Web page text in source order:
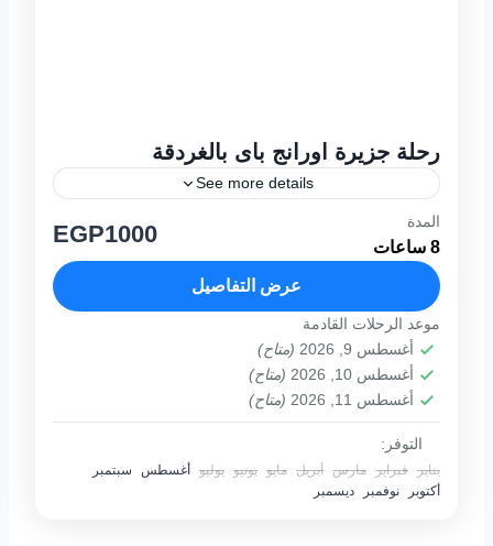
رحلة جزيرة اورانج باى بالغردقة
See more details
يوميا من 08:00 صباحا حتى16:30 عصرا نظره
عامة تمتع معنا برحلة متميزة الى جزيرة اورانج
باى الغردقة حيث السماء المشمسة , و المياه
الصافية و...
1 فرد
المدة
8 ساعات EGP1000
عرض التفاصيل
موعد الرحلات القادمة
أغسطس 9, 2026
(متاح)
أغسطس 10, 2026
(متاح)
أغسطس 11, 2026
(متاح)
التوفر:
يناير فبراير مارس أبريل مايو يونيو يوليو أغسطس
سبتمبر
أكتوبر
نوفمبر ديسمبر